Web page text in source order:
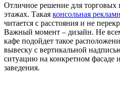
Отличное решение для
этажах. Такая консольная
читается с расстояния и не
Важный момент – дизайн. Не
кафе подойдет такое
вывеску с вертикальной
ситуацию на конкретном фасаде
заведения.